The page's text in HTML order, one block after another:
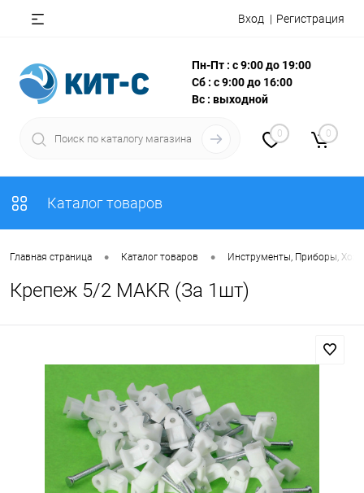
Вход Регистрация
Пн-Пт : с 9:00 до 19:00
Сб : с 9:00 до 16:00
Вс : выходной
0 0
Каталог товаров
Главная страница • Каталог товаров • Инструменты, Приборы,
Крепеж 5/2 MAKR (За 1шт)